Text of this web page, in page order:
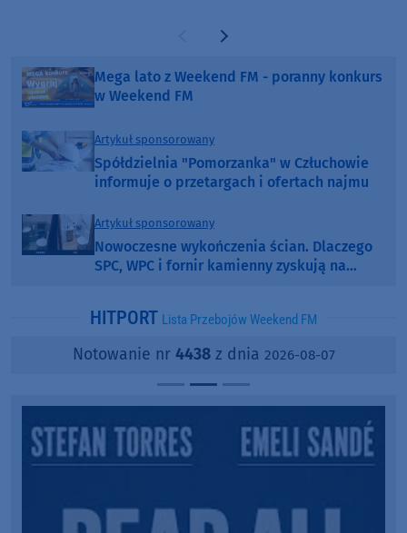
Poprzednia strona
Następna strona
Mega lato z Weekend FM - poranny konkurs
w Weekend FM
Artykuł sponsorowany
Spółdzielnia "Pomorzanka" w Człuchowie
informuje o przetargach i ofertach najmu
Artykuł sponsorowany
Nowoczesne wykończenia ścian. Dlaczego
SPC, WPC i fornir kamienny zyskują na
HITPORT Lista Przebojów Weekend FM
Notowanie nr 4438z dnia 2026-08-07